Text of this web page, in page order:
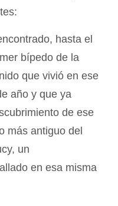
hasta el
bípedo de la
que vivió en ese
año y que ya
de ese
más antiguo del
un
en esa misma